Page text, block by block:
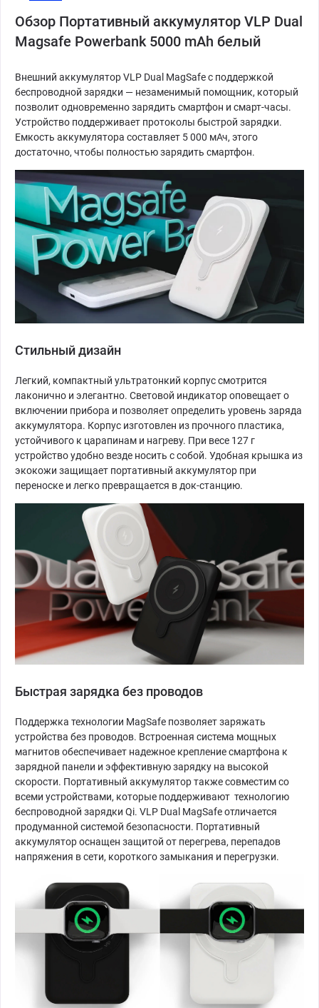
Обзор Портативный аккумулятор VLP Dual
Magsafe Powerbank 5000 mAh белый
Внешний аккумулятор VLP Dual MagSafe с поддержкой
беспроводной зарядки — незаменимый помощник, который
позволит одновременно зарядить смартфон и смарт-часы.
Устройство поддерживает протоколы быстрой зарядки.
Емкость аккумулятора составляет 5 000 мАч, этого
достаточно, чтобы полностью зарядить смартфон.
Стильный дизайн
Легкий, компактный ультратонкий корпус смотрится
лаконично и элегантно. Световой индикатор оповещает о
включении прибора и позволяет определить уровень заряда
аккумулятора. Корпус изготовлен из прочного пластика,
устойчивого к царапинам и нагреву. При весе 127 г
устройство удобно везде носить с собой. Удобная крышка из
экокожи защищает портативный аккумулятор при
переноске и легко превращается в док-станцию.
Быстрая зарядка без проводов
Поддержка технологии MagSafe позволяет заряжать
устройства без проводов. Встроенная система мощных
магнитов обеспечивает надежное крепление смартфона к
зарядной панели и эффективную зарядку на высокой
скорости. Портативный аккумулятор также совместим со
всеми устройствами, которые поддерживают технологию
беспроводной зарядки Qi. VLP Dual MagSafe отличается
продуманной системой безопасности. Портативный
аккумулятор оснащен защитой от перегрева, перепадов
напряжения в сети, короткого замыкания и перегрузки.